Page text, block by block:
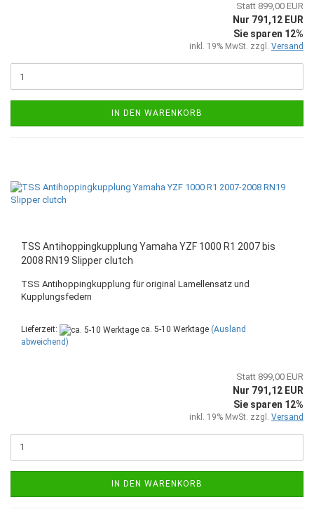
Statt 899,00 EUR
Nur 791,12 EUR
Sie sparen 12%
inkl. 19% MwSt. zzgl. Versand
IN DEN WARENKORB
TSS Antihoppingkupplung Yamaha YZF 1000 R1 2007 bis
2008 RN19 Slipper clutch
TSS Antihoppingkupplung für original Lamellensatz und
Kupplungsfedern
Lieferzeit: ca. 5-10 Werktage (Ausland
abweichend)
Statt 899,00 EUR
Nur 791,12 EUR
Sie sparen 12%
inkl. 19% MwSt. zzgl. Versand
IN DEN WARENKORB